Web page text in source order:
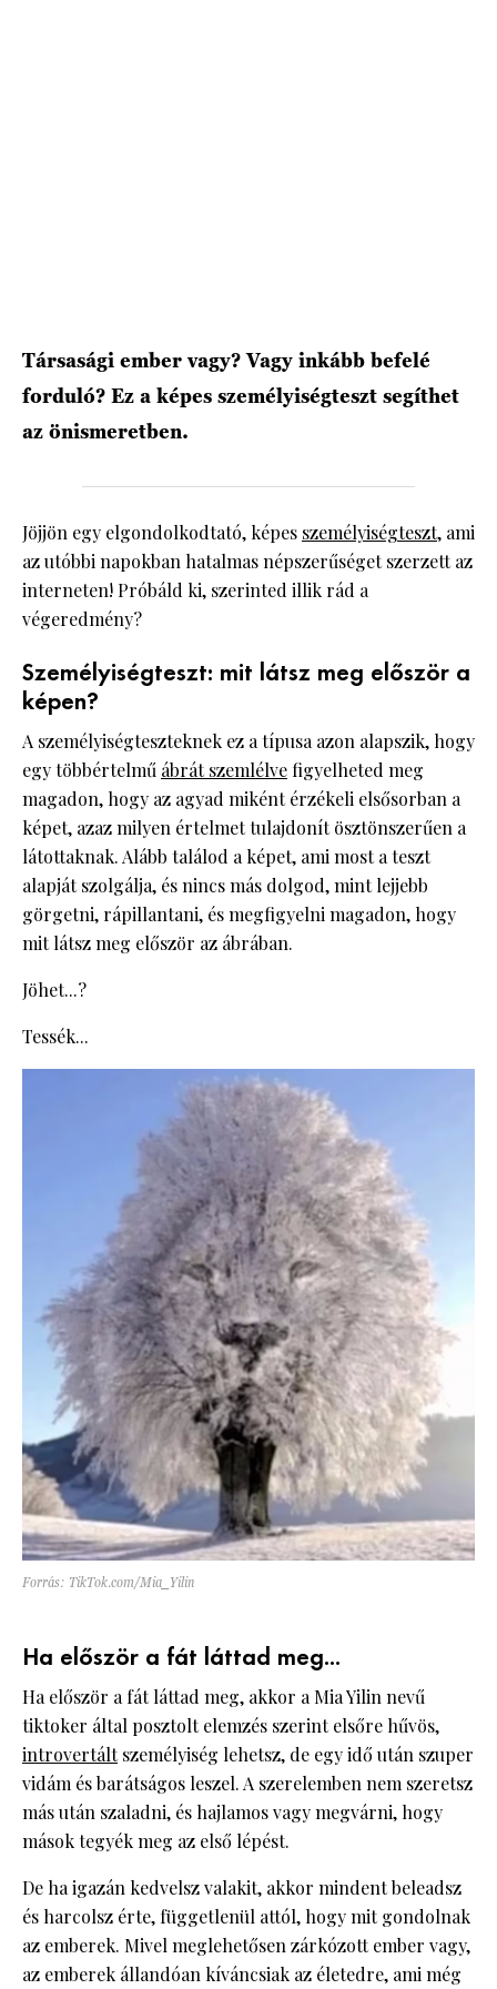
Társasági ember vagy? Vagy inkább befelé
forduló? Ez a képes személyiségteszt segíthet
az önismeretben.
Jöjjön egy elgondolkodtató, képes személyiségteszt, ami
az utóbbi napokban hatalmas népszerűséget szerzett az
interneten! Próbáld ki, szerinted illik rád a
végeredmény?
Személyiségteszt: mit látsz meg először a
képen?
A személyiségteszteknek ez a típusa azon alapszik, hogy
egy többértelmű ábrát szemlélvefigyelheted meg
magadon, hogy az agyad miként érzékeli elsősorban a
képet, azaz milyen értelmet tulajdonít ösztönszerűen a
látottaknak. Alább találod a képet, ami most a teszt
alapját szolgálja, és nincs más dolgod, mint lejjebb
görgetni, rápillantani, és megfigyelni magadon, hogy
mit látsz meg először az ábrában.
Jöhet...?
Tessék...
Forrás: TikTok.com/Mia_Yilin
Ha először a fát láttad meg...
Ha először a fát láttad meg, akkor a Mia Yilin nevű
tiktoker által posztolt elemzés szerint elsőre hűvös,
introvertáltszemélyiség lehetsz, de egy idő után szuper
vidám és barátságos leszel. A szerelemben nem szeretsz
más után szaladni, és hajlamos vagy megvárni, hogy
mások tegyék meg az első lépést.
De ha igazán kedvelsz valakit, akkor mindent beleadsz
és harcolsz érte, függetlenül attól, hogy mit gondolnak
az emberek. Mivel meglehetősen zárkózott ember vagy,
az emberek állandóan kíváncsiak az életedre, ami még